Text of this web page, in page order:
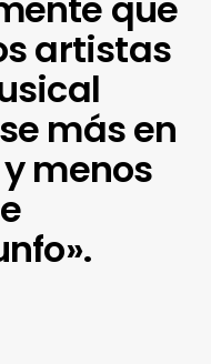
artistas
más en
menos